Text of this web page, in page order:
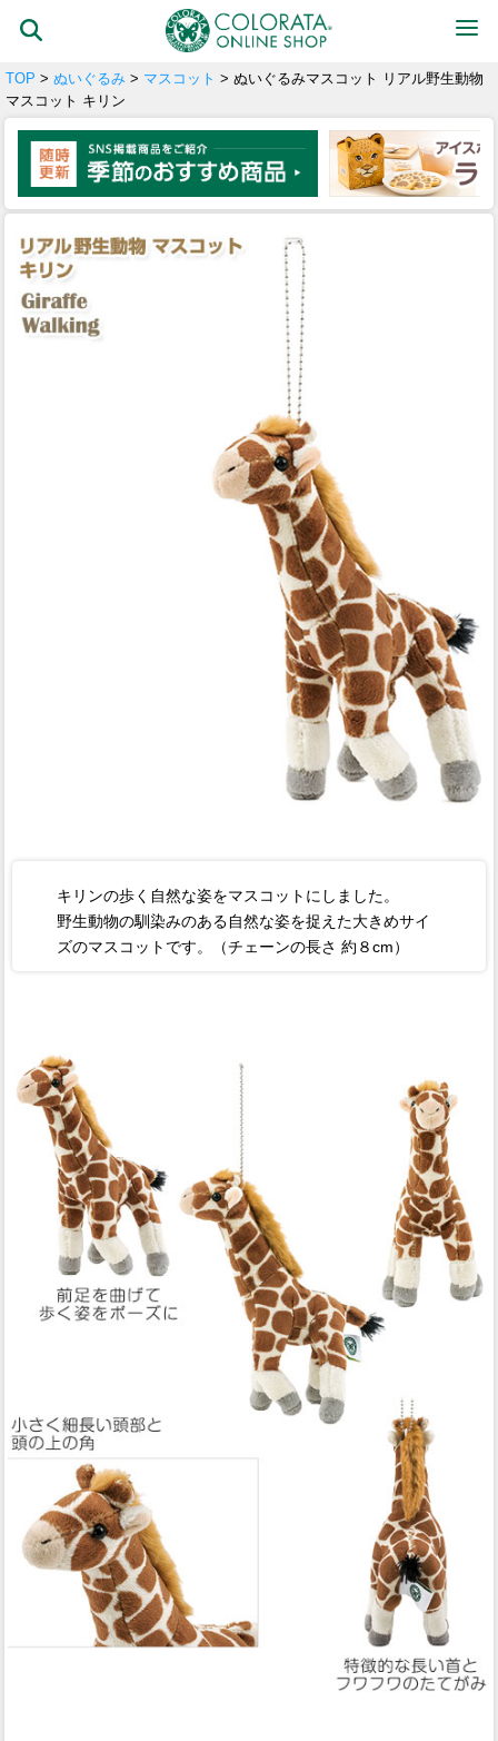
TOP > ぬいぐるみ > マスコット > ぬいぐるみマスコット リアル野生動物
マスコット キリン
キリンの歩く自然な姿をマスコットにしました。
野生動物の馴染みのある自然な姿を捉えた大きめサイ
ズのマスコットです。（チェーンの長さ 約８cm）